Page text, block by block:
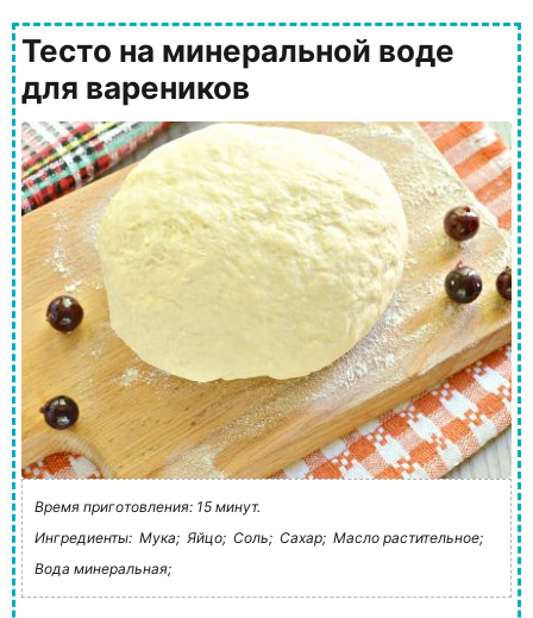
Тесто на минеральной воде
для вареников
Время приготовления: 15 минут.
Ингредиенты: Мука; Яйцо; Соль; Сахар; Масло растительное;
Вода минеральная;